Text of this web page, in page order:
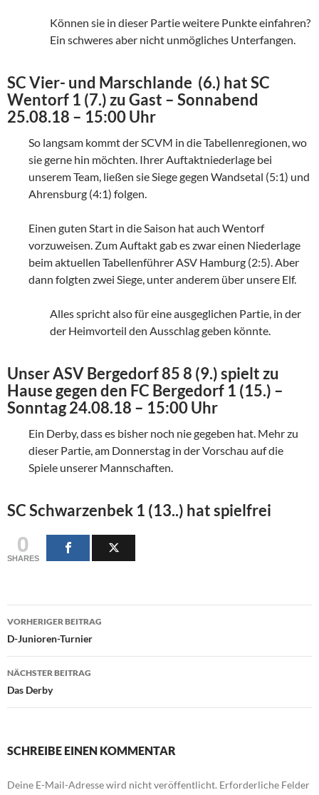
Können sie in dieser Partie weitere Punkte einfahren?
Ein schweres aber nicht unmögliches Unterfangen.
SC Vier- und Marschlande (6.) hat SC
Wentorf 1 (7.) zu Gast – Sonnabend
25.08.18 – 15:00 Uhr
So langsam kommt der SCVM in die Tabellenregionen, wo
sie gerne hin möchten. Ihrer Auftaktniederlage bei
unserem Team, ließen sie Siege gegen Wandsetal (5:1) und
Ahrensburg (4:1) folgen.
Einen guten Start in die Saison hat auch Wentorf
vorzuweisen. Zum Auftakt gab es zwar einen Niederlage
beim aktuellen Tabellenführer ASV Hamburg (2:5). Aber
dann folgten zwei Siege, unter anderem über unsere Elf.
Alles spricht also für eine ausgeglichen Partie, in der
der Heimvorteil den Ausschlag geben könnte.
Unser ASV Bergedorf 85 8 (9.) spielt zu
Hause gegen den FC Bergedorf 1 (15.) –
Sonntag 24.08.18 – 15:00 Uhr
Ein Derby, dass es bisher noch nie gegeben hat. Mehr zu
dieser Partie, am Donnerstag in der Vorschau auf die
Spiele unserer Mannschaften.
SC Schwarzenbek 1 (13..) hat spielfrei
0
SHARES
Beitragsnavigation
VORHERIGER BEITRAG
D-Junioren-Turnier
NÄCHSTER BEITRAG
Das Derby
SCHREIBE EINEN KOMMENTAR
Deine E-Mail-Adresse wird nicht veröffentlicht. Erforderliche Felder